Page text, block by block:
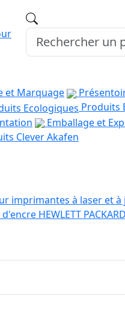
et Marquage
Produits
Emballage et
Clever Akafen
imprimantes à laser et à
HEWLETT